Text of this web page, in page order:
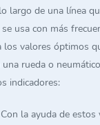
largo de una línea
usa con más
los valores óptimos
rueda o
indicadores:
Con la ayuda de estos